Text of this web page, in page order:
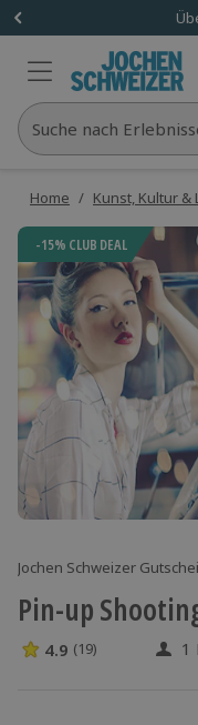
Suche nach
Home / Kunst, Kultur &
-15% CLUB DEAL
Jochen Schweizer
Pin-up
4.9 Sterne von 5 aus
4.9 (19) 1